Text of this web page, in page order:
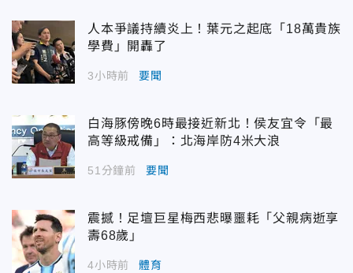
人本爭議持續炎上！葉元之起底「18萬貴族
學費」開轟了
3小時前 要聞
白海豚傍晚6時最接近新北！侯友宜令「最
高等級戒備」：北海岸防4米大浪
51分鐘前 要聞
震撼！足壇巨星梅西悲曝噩耗「父親病逝享
壽68歲」
4小時前 體育